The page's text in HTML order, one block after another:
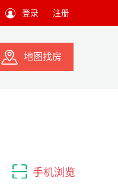
登录 注册
地图找房
手机浏览